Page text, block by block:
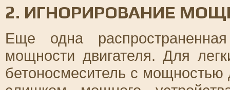
2. ИГНОРИРОВАНИЕ
Еще одна
мощности двигателя. Для
бетоносмеситель с мощностью